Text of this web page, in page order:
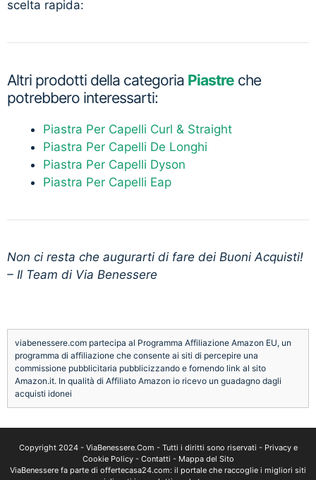
scelta rapida:
Altri prodotti della categoria Piastre che
potrebbero interessarti:
Piastra Per Capelli Curl & Straight
Piastra Per Capelli De Longhi
Piastra Per Capelli Dyson
Piastra Per Capelli Eap
Non ci resta che augurarti di fare dei Buoni Acquisti!
– Il Team di Via Benessere
viabenessere.com partecipa al Programma Affiliazione Amazon EU, un
programma di affiliazione che consente ai siti di percepire una
commissione pubblicitaria pubblicizzando e fornendo link al sito
Amazon.it. In qualità di Affiliato Amazon io ricevo un guadagno dagli
acquisti idonei
Copyright 2024 - ViaBenessere.Com - Tutti i diritti sono riservati - Privacy e
Cookie Policy- Contatti - Mappa del Sito
ViaBenessere fa parte di offertecasa24.com: il portale che raccoglie i migliori siti